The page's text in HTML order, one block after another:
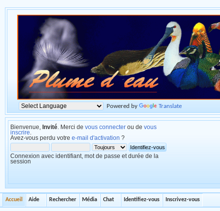
Powered by Translate
Bienvenue, Invité . Merci de vous connecter ou de vous
inscrire
Avez-vous perdu votre e-mail d'activation ?
Connexion avec identifiant, mot de passe et durée de la
session
Accueil Aide Rechercher Média Chat Identifiez-vous Inscrivez-vous